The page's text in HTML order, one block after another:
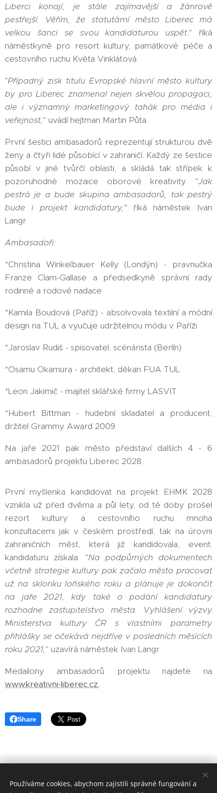
Liberci konají, je stále zajímavější a žánrově
pestřejší. Věřím, že statutární město Liberec má
velkou šanci se svou kandidaturou uspět," říká
náměstkyně pro resort kultury, památkové péče a
cestovního ruchu Květa Vinklátová.
"Případný zisk titulu Evropské hlavní město kultury
by pro Liberec znamenal nejen skvělou propagaci,
ale i významný marketingový tahák pro média i
veřejnost," uvádí hejtman Martin Půta.
První šestici ambasadorů reprezentují strukturou dvě
ženy a čtyři lidé působící v zahraničí. Každý ze šestice
působí v jiné tvůrčí oblasti, a skládá tak střípek k
pozoruhodné mozaice oborové kreativity. "Jak
pestrá je a bude skupina ambasadorů, tak pestrý
bude i projekt kandidatury,"říká náměstek Ivan
Langr.
Ambasadoři:
*Christina Winkelbauer Kelly (Londýn) - pravnučka
Franze Clam-Gallase a předsedkyně správní rady
rodinné a rodové nadace
*Kamila Boudová (Paříž) - absolvovala textilní a módní
design na TUL a vyučuje udržitelnou módu v Paříži
*Jaroslav Rudiš - spisovatel, scénárista (Berlín)
*Osamu Okamura - architekt, děkan FUA TUL
*Leon Jakimič - majitel sklářské firmy LASVIT
*Hubert Bittman - hudební skladatel a producent,
držitel Grammy Award 2009
Na jaře 2021 pak město představí dalších 4 - 6
ambasadorů projektu Liberec 2028.
První myšlenka kandidovat na projekt EHMK 2028
vznikla už před dvěma a půl lety, od té doby prošel
rezort kultury a cestovního ruchu mnoha
konzultacemi jak v českém prostředí, tak na úrovni
zahraničních měst, která již kandidovala, event.
kandidaturu získala. "Na podpůrných dokumentech
včetně strategie kultury pak začalo město pracovat
už na sklonku loňského roku a plánuje je dokončit
na jaře 2021, kdy také o podání kandidatury
rozhodne zastupitelstvo města. Vyhlášení výzvy
Ministerstva kultury ČR s vlastními parametry
přihlášky se očekává nejdříve v posledních měsících
roku 2021," uzavírá náměstek Ivan Langr.
Medailony ambasadorů projektu najdete na
www.kreativni-liberec.cz.
Share
náměstek primátora statutárního města Liberec
pro kulturu, školství a cestovní ruch / © 2017
Používáme cookies, abychom zajistili správné fungování a